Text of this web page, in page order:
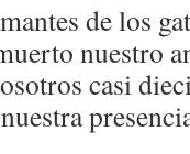
de los
nuestro
casi